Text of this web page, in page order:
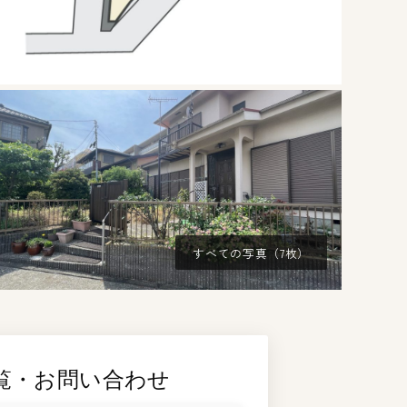
すべての写真（7枚）
・お問い合わせ